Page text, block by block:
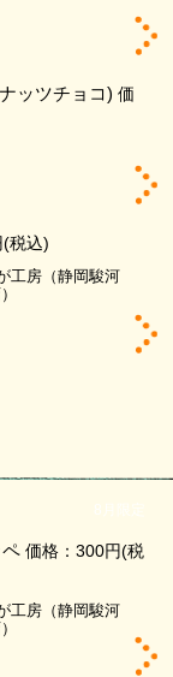
ッツチョコ) 価
(税込)
工房（静岡駿河
価格：300円(税
工房（静岡駿河